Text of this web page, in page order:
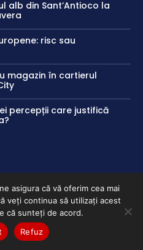
alb din Sant’Antioco la
risc sau
magazin în cartierul
percepții care justifică
asigura că vă oferim cea mai
veți continua să utilizați acest
că sunteți de acord.
Refuz